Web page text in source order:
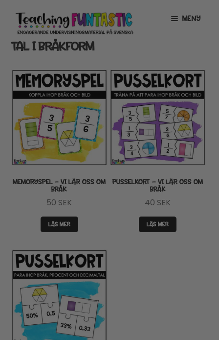
Hoppa
till
navigering
Gå
till
innehåll
MENY
INFO
MITT KONTO
GRATISMATERIAL
EXPANDERA
UNDERMENY
BUTIK
LICENSER
EXPANDERA
UNDERMENY
TAL I BRÅKFORM
MEMORYSPEL – VI LÄR OSS OM
BRÅK
50 SEK
LÄS MER
PUSSELKORT – VI LÄR OSS OM
BRÅK
40 SEK
LÄS MER